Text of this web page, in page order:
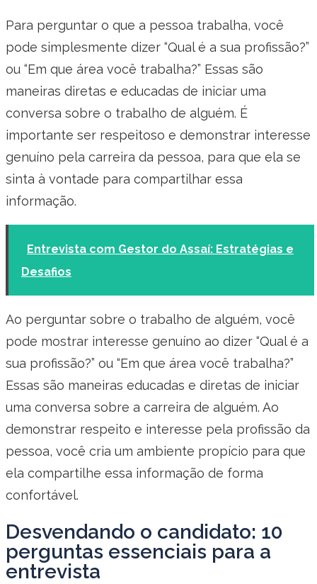
Para perguntar o que a pessoa trabalha, você
pode simplesmente dizer “Qual é a sua profissão?”
ou “Em que área você trabalha?” Essas são
maneiras diretas e educadas de iniciar uma
conversa sobre o trabalho de alguém. É
importante ser respeitoso e demonstrar interesse
genuíno pela carreira da pessoa, para que ela se
sinta à vontade para compartilhar essa
informação.
Entrevista com Gestor do Assaí: Estratégias e
Desafios
Ao perguntar sobre o trabalho de alguém, você
pode mostrar interesse genuíno ao dizer “Qual é a
sua profissão?” ou “Em que área você trabalha?”
Essas são maneiras educadas e diretas de iniciar
uma conversa sobre a carreira de alguém. Ao
demonstrar respeito e interesse pela profissão da
pessoa, você cria um ambiente propício para que
ela compartilhe essa informação de forma
confortável.
Desvendando o candidato: 10
perguntas essenciais para a
entrevista